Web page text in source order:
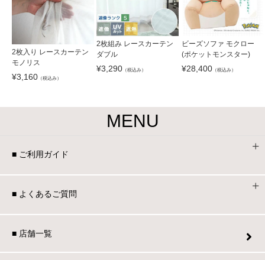
2枚入り レースカーテン
モノリス
¥3,160 （税込み）
2枚組み レースカーテン
ダブル
¥3,290 （税込み）
ビーズソファ モクロー
(ポケットモンスター)
¥28,400（税込み）
MENU
■ ご利用ガイド
■ よくあるご質問
■ 店舗一覧